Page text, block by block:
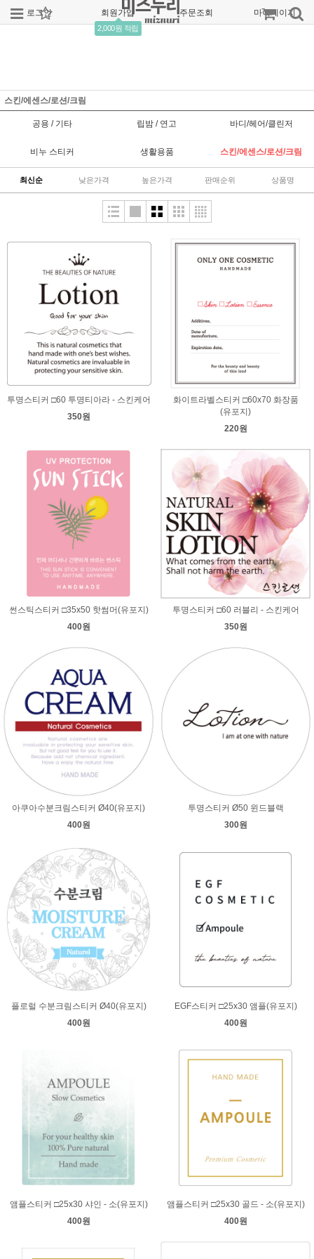
로그인 회원가입
2,000원 적립
주문조회 마이페이지
스킨/에센스/로션/크림
공용 / 기타 립밤 / 연고 바디/헤어/클린저
비누 스티커 생활용품 스킨/에센스/로션/크림
최신순 낮은가격 높은가격 판매순위 상품명
투명스티커 □60 투명티아라 - 스킨케어
350원
화이트라벨스티커 □60x70 화장품
(유포지)
220원
썬스틱스티커 □35x50 핫썸머(유포지)
400원
투명스티커 □60 러블리 - 스킨케어
350원
아쿠아수분크림스티커 Ø40(유포지)
400원
투명스티커 Ø50 윈드블랙
300원
플로럴 수분크림스티커 Ø40(유포지)
400원
EGF스티커 □25x30 앰플(유포지)
400원
앰플스티커 □25x30 샤인 - 소(유포지)
400원
앰플스티커 □25x30 골드 - 소(유포지)
400원